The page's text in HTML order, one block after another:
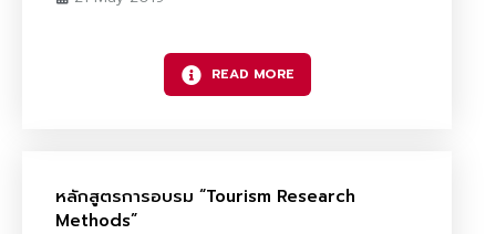
READ MORE
หลักสูตรการอบรม “Tourism Research
Methods”